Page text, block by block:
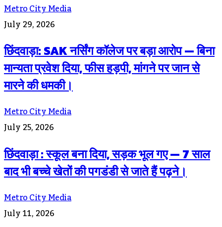
Metro City Media
July 29, 2026
छिंदवाड़ा: SAK नर्सिंग कॉलेज पर बड़ा आरोप — बिना
मान्यता प्रवेश दिया, फीस हड़पी, मांगने पर जान से
मारने की धमकी।
Metro City Media
July 25, 2026
छिंदवाड़ा : स्कूल बना दिया, सड़क भूल गए — 7 साल
बाद भी बच्चे खेतों की पगडंडी से जाते हैं पढ़ने।
Metro City Media
July 11, 2026